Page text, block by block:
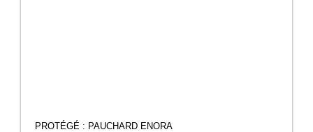
PROTÉGÉ : PAUCHARD ENORA